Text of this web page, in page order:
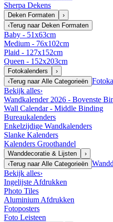
Sherpa Dekens
Deken Formaten
›
‹Terug naar Deken Formaten
Baby - 51x63cm
Medium - 76x102cm
Plaid - 127x152cm
Queen - 152x203cm
Fotokalenders
›
‹Terug naar Alle Categorieën
Bekijk alles›
Wandkalender 2026 - Bovenste
Wall Calendar - Middle Binding
Bureaukalenders
Enkelzijdige Wandkalenders
Slanke Kalenders
Kalenders Groothandel
Wanddecoratie & Lijsten
›
‹Terug naar Alle Categorieën
Bekijk alles›
Ingelijste Afdrukken
Photo Tiles
Aluminium Afdrukken
Fotoposters
Foto Leisteen